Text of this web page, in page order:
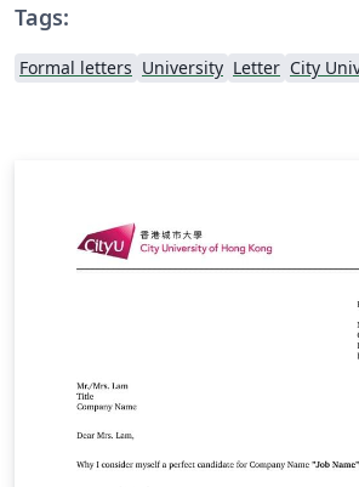
Tags:
Formal letters University Letter City